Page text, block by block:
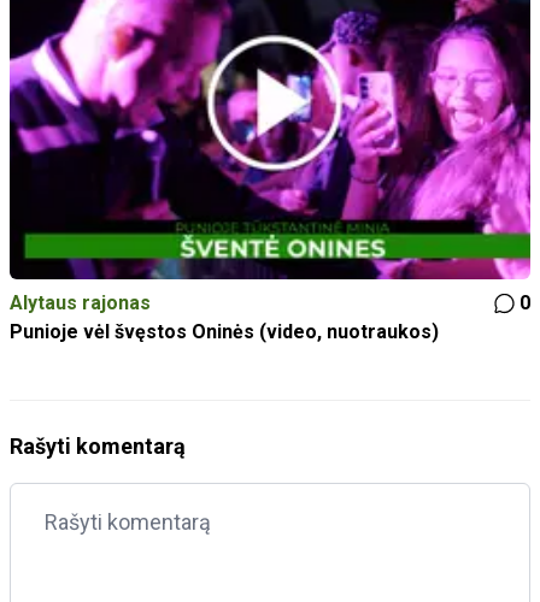
Alytaus rajonas
0
Punioje vėl švęstos Oninės (video, nuotraukos)
Rašyti komentarą